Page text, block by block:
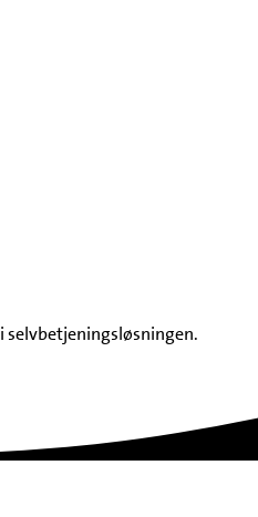
selvbetjeningsløsningen.